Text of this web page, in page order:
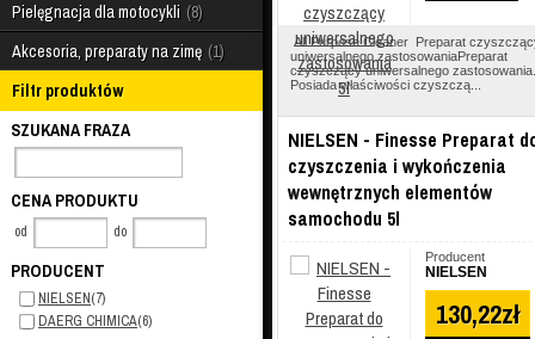
Pielęgnacja dla motocykli 8
Akcesoria, preparaty na zimę 1
Filtr produktów
SZUKANA FRAZA
CENA PRODUKTU
od do
PRODUCENT
NIELSEN(7)
DAERG CHIMICA(6)
All Purpose Cleaner Preparat
uniwersalnego zastosowaniaPreparat
czyszczący uniwersalnego zastosowania.
Posiada właściwości czyszczą...
NIELSEN - Finesse Preparat
czyszczenia i wykończenia
wewnętrznych elementów
samochodu 5l
Producent
NIELSEN
130,22zł